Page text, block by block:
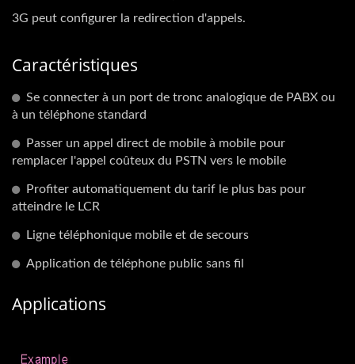
3G peut configurer la redirection d'appels.
Caractéristiques
Se connecter à un port de tronc analogique de PABX ou
à un téléphone standard
Passer un appel direct de mobile à mobile pour
remplacer l'appel coûteux du PSTN vers le mobile
Profiter automatiquement du tarif le plus bas pour
atteindre le LCR
Ligne téléphonique mobile et de secours
Application de téléphone public sans fil
Applications